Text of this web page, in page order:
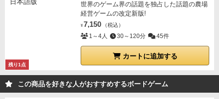
残り1点
世界のゲーム界の話題を独占した話題の農場
経営ゲームの改定新版!
¥ 7,150 （税込）
1～4人 30～120分 45件
カートに追加する
この商品を好きな人がおすすめするボードゲーム